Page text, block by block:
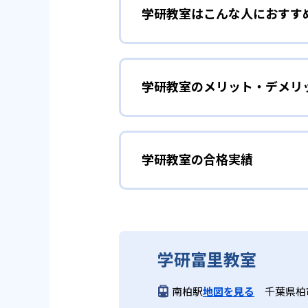
学研教室は、0･1･2歳から高校
先して学習を進める「無学年方
ができるため、一度立ち止まっ
02 生徒それ
学研教室の個別指導では、生徒
画を設計する。また、生徒そ
ルステップの教材となっている
03 週2回の教
学研教室では、週2回の教室学
学研教室はこんな人におすす
勉強全体の底力を上げた
学研教室は、生徒の「わかった
しており、わからない問題があ
「見える力」だけでなく、学習
を向上させたい人に向いている。
てて考える力の育成を、国語で
り離さず、くり返し学習と毎
る。
長時間の勉強が苦手な人
学研教室のメリット・デメリ
どんなメリットがある？
学研教室が持つ最大のメリット
教材を使用している点だ。この
ら応用まで、少しずつステップ
ている。
学研教室の先生は、研修会や勉
いう理念のもとで生徒一人ひと
ら学習をスタートする。この指
学研教室の合格実績
学研教室の合格実績は、公式サ
学研富里教室
南柏駅地図を見る 千葉県